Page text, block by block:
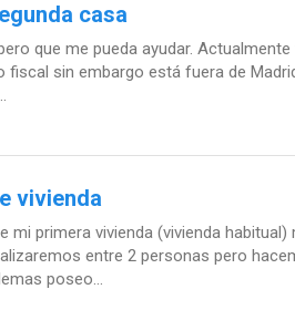
casa
que me pueda ayudar.
sin embargo está fuera de
vivienda
mi primera vivienda (vivienda
entre 2 personas pero
poseo...